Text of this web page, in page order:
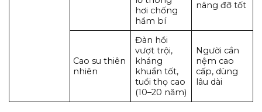
hơi chống
hầm bí
nâng đỡ tốt
Cao su thiên
nhiên
Đàn hồi
vượt trội,
kháng
khuẩn tốt,
tuổi thọ cao
(10–20 năm)
Người cần
nệm cao
cấp, dùng
lâu dài